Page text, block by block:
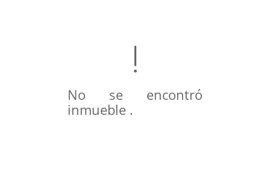
No se encontró
inmueble .